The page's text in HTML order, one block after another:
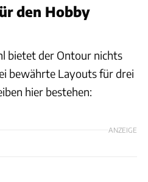
den Hobby
bietet der Ontour nichts
bewährte Layouts für drei
hier bestehen:
ANZEIGE